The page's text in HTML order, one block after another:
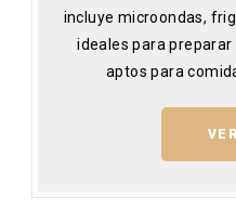
incluye microondas,
ideales para
aptos para